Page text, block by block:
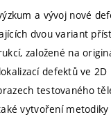
a vývoj nové
dvou variant
založené na
defektů ve 2D
testovaného
vytvoření